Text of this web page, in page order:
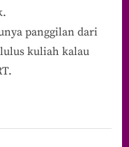
panggilan dari
lulus kuliah kalau